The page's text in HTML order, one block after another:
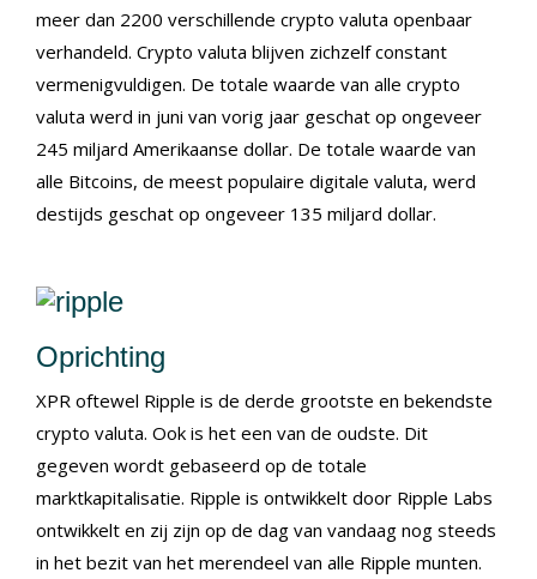
meer dan 2200 verschillende crypto valuta openbaar
verhandeld. Crypto valuta blijven zichzelf constant
vermenigvuldigen. De totale waarde van alle crypto
valuta werd in juni van vorig jaar geschat op ongeveer
245 miljard Amerikaanse dollar. De totale waarde van
alle Bitcoins, de meest populaire digitale valuta, werd
destijds geschat op ongeveer 135 miljard dollar.
Oprichting
XPR oftewel Ripple is de derde grootste en bekendste
crypto valuta. Ook is het een van de oudste. Dit
gegeven wordt gebaseerd op de totale
marktkapitalisatie. Ripple is ontwikkelt door Ripple Labs
ontwikkelt en zij zijn op de dag van vandaag nog steeds
in het bezit van het merendeel van alle Ripple munten.